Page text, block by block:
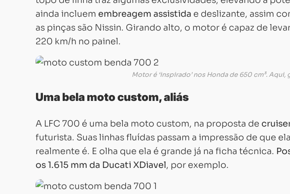
ainda incluem embreagem assistida e deslizante, assim
as pinças são Nissin. Girando alto, o motor é capaz de
220 km/h no painel.
Motor é ‘inspirado’ nos Honda de 650 cm³. Aqui,
Uma bela moto custom, aliás
A LFC 700 é uma bela moto custom, na proposta de
futurista. Suas linhas fluídas passam a impressão de que
realmente é. E olha que ela é grande já na ficha técnica.
os 1.615 mm da Ducati XDiavel, por exemplo.